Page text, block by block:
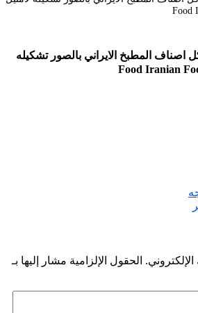
اصناف المطبخ الايراني بالصور تشكيله
الحقول الإلزامية مشار إليها بـ